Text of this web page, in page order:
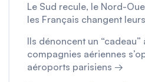
Le Sud recule, le Nord-
les Français changent
Ils dénoncent un “cadeau”
compagnies aériennes
aéroports parisiens →